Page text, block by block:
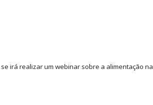
irá realizar um webinar sobre a alimentação na